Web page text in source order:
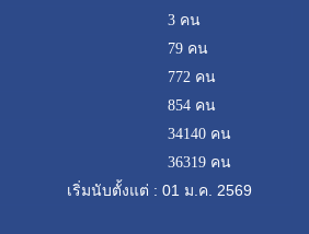
3 คน
79 คน
772 คน
854 คน
34140 คน
36319 คน
เริ่มนับตั้งแต่ : 01 ม.ค. 2569